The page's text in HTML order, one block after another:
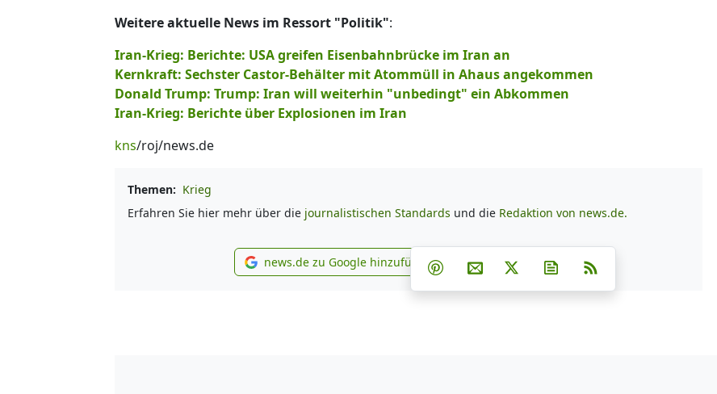
Weitere aktuelle News im Ressort "Politik":
Iran-Krieg: Berichte: USA greifen Eisenbahnbrücke im Iran an
Kernkraft: Sechster Castor-Behälter mit Atommüll in Ahaus angekommen
Donald Trump: Trump: Iran will weiterhin "unbedingt" ein Abkommen
Iran-Krieg: Berichte über Explosionen im Iran
kns/roj/news.de
Themen: Krieg
Erfahren Sie hier mehr über die journalistischen Standards und die Redaktion von news.de.
news.de zu Google hinzufügen
news.de zu Google hinzufügen Teilen auf Facebook
Teilen auf Whatsapp
Teilen auf Telegram
Teilen auf Pinterest
Per E-Mail teilen
Post auf XNewsletter abonnieren